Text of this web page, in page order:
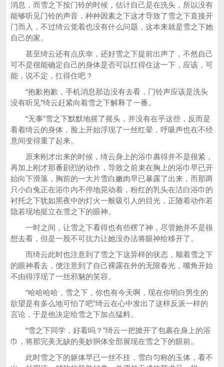
消息，而雪之下按门铃的时候，估计自己是在洗头，所以没有
能够听见门铃的声音，种种因素之下这才导致了雪之下直接开
门而入，不过绮云觉着也没有什么问题，这本来就是雪之下她
自己的家。
甚至绮云还有点庆幸，还好雪之下提前出声了，不然自己
可不是很能确定自己的身体是否可以扛得住这一下，应该，可
能，说不定，扛得住吧？
“抱歉抱歉，手机消息那边没有去看，门铃声应该是洗头
没有听见”绮云赶紧向着雪之下解释了一番。
“无事”雪之下默默地摇了摇头，并没有在乎这些，反而是
看着绮云的身体，脸上开始浮现了一丝红晕，呼吸声也在不经
意间变得重了起来。
原来刚才出来的时候，绮云身上的浴巾裹得并不是很紧，
再加上刚才那番剧烈的动作，导致之前束在胸上的浴巾早已开
始向下滑落，胸前的一大片雪白嫩肉早已暴露了出来，而那两
只小白兔正在浴巾内不停地晃动着，粉红的乳头在洁白浴巾的
衬托之下犹如黑夜中的灯火一般吸引人的目光，正随着动作若
隐若现地挺立在雪之下的眼神。
一时之间，让雪之下看得也有些楞了神，尽管她并不是很
想去看，但是一股不可抗力让她没办法将眼神给移开了。
而绮云此时也注意到了雪之下这异样的状态，顺着雪之下
的眼神看去，便注意到了自己裸露在外的无限春光，嘴角开始
不由得浮现了一丝邪魅的笑容。
“哈哈哈哈，雪之下，你也有今天啊，现在你明白男生的
欲望是有多么地可怕了吧”绮云在心中发出了这样反派一样的
言论，于是他决定给雪之下加点猛料。
“雪之下同学，好看吗？”绮云一把掀开了包裹在身上的浴
巾，将那完美无缺的美妙胴体全部展现在雪之下的眼前。
此时雪之下的躯体早已一丝不挂，雪白匀称的玉体，看不